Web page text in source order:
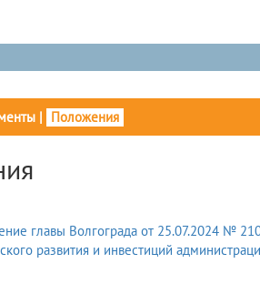
| Положения
главы Волгограда от 25.07.2024 №
развития и инвестиций